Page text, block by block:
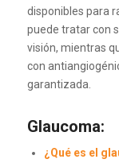
disponibles para
puede tratar con
visión, mientras
con
garantizada.
Glaucoma:
¿Qué es el